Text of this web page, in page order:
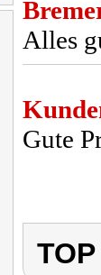
Alles
Gute